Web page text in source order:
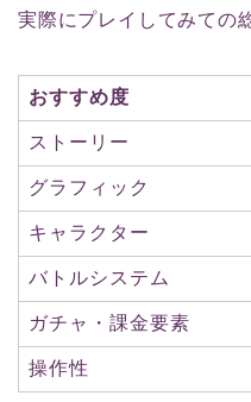
実際にプレイしてみての
おすすめ度
ストーリー
グラフィック
キャラクター
バトルシステム
ガチャ・課金要素
操作性